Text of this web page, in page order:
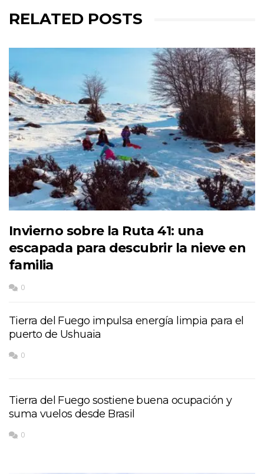
RELATED POSTS
Invierno sobre la Ruta 41: una
escapada para descubrir la nieve en
familia
0
Tierra del Fuego impulsa energía limpia para el
puerto de Ushuaia
0
Tierra del Fuego sostiene buena ocupación y
suma vuelos desde Brasil
0